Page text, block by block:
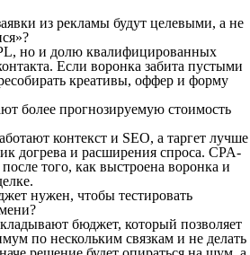
из рекламы будут целевыми, а не
но и долю квалифицированных
Если воронка забита пустыми
креативы, оффер и форму
более прогнозируемую стоимость
контекст и SEO, а таргет лучше
догрева и расширения спроса. CPA-
того, как выстроена воронка и
нужен, чтобы тестировать
бюджет, который позволяет
по нескольким связкам и не делать